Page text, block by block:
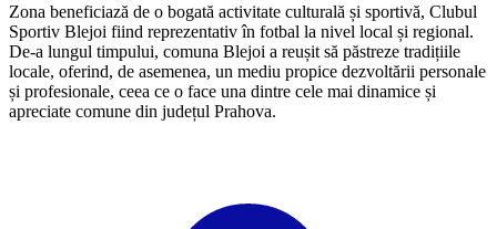
Zona beneficiază de o bogată activitate culturală și sportivă, Clubul
Sportiv Blejoi fiind reprezentativ în fotbal la nivel local și regional.
De-a lungul timpului, comuna Blejoi a reușit să păstreze tradițiile
locale, oferind, de asemenea, un mediu propice dezvoltării personale
și profesionale, ceea ce o face una dintre cele mai dinamice și
apreciate comune din județul Prahova.